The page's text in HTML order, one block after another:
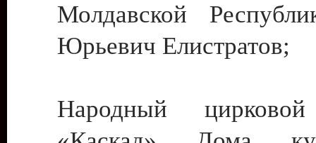
Молдавской
Юрьевич Елистратов;
Народный цирковой